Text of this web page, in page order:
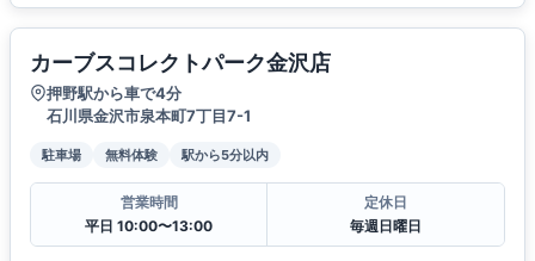
カーブスコレクトパーク金沢店
押野駅から車で4分
石川県金沢市泉本町7丁目7-1
駐車場 無料体験 駅から5分以内
営業時間
平日 10:00〜13:00
定休日
毎週日曜日